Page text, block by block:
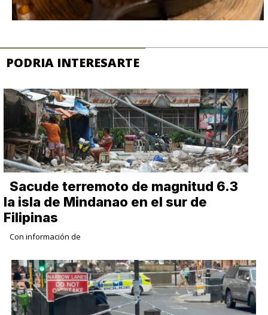
PODRIA INTERESARTE
Sacude terremoto de magnitud 6.3
la isla de Mindanao en el sur de
Filipinas
Con información de